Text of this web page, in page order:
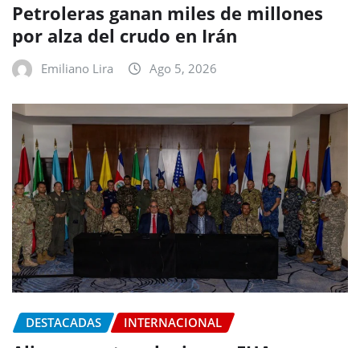
Petroleras ganan miles de millones
por alza del crudo en Irán
Emiliano Lira Ago 5, 2026
DESTACADAS INTERNACIONAL